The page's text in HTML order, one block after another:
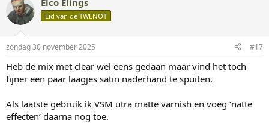
r
d
e
n
e
n
Elco Elings
Lid van de TWENOT
zondag 30 november 2025 #17
Heb de mix met clear wel eens gedaan maar vind het toch
fijner een paar laagjes satin naderhand te spuiten.
Als laatste gebruik ik VSM utra matte varnish en voeg ‘natte
effecten’ daarna nog toe.